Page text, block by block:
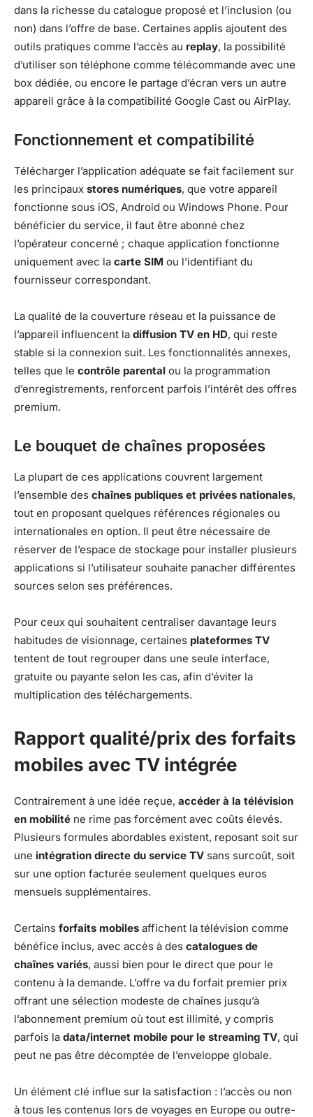
dans la richesse du catalogue proposé et l’inclusion (ou
non) dans l’offre de base. Certaines applis ajoutent des
outils pratiques comme l’accès au replay, la possibilité
d’utiliser son téléphone comme télécommande avec une
box dédiée, ou encore le partage d’écran vers un autre
appareil grâce à la compatibilité Google Cast ou AirPlay.
Fonctionnement et compatibilité
Télécharger l’application adéquate se fait facilement sur
les principaux stores numériques, que votre appareil
fonctionne sous iOS, Android ou Windows Phone. Pour
bénéficier du service, il faut être abonné chez
l’opérateur concerné ; chaque application fonctionne
uniquement avec la carte SIM ou l’identifiant du
fournisseur correspondant.
La qualité de la couverture réseau et la puissance de
l’appareil influencent la diffusion TV en HD, qui reste
stable si la connexion suit. Les fonctionnalités annexes,
telles que le contrôle parental ou la programmation
d’enregistrements, renforcent parfois l’intérêt des offres
premium.
Le bouquet de chaînes proposées
La plupart de ces applications couvrent largement
l’ensemble des chaînes publiques et privées nationales,
tout en proposant quelques références régionales ou
internationales en option. Il peut être nécessaire de
réserver de l’espace de stockage pour installer plusieurs
applications si l’utilisateur souhaite panacher différentes
sources selon ses préférences.
Pour ceux qui souhaitent centraliser davantage leurs
habitudes de visionnage, certaines plateformes TV
tentent de tout regrouper dans une seule interface,
gratuite ou payante selon les cas, afin d’éviter la
multiplication des téléchargements.
Rapport qualité/prix des forfaits
mobiles avec TV intégrée
Contrairement à une idée reçue, accéder à la télévision
en mobilité ne rime pas forcément avec coûts élevés.
Plusieurs formules abordables existent, reposant soit sur
une intégration directe du service TV sans surcoût, soit
sur une option facturée seulement quelques euros
mensuels supplémentaires.
Certains forfaits mobiles affichent la télévision comme
bénéfice inclus, avec accès à des catalogues de
chaînes variés, aussi bien pour le direct que pour le
contenu à la demande. L’offre va du forfait premier prix
offrant une sélection modeste de chaînes jusqu’à
l’abonnement premium où tout est illimité, y compris
parfois la data/internet mobile pour le streaming TV, qui
peut ne pas être décomptée de l’enveloppe globale.
Un élément clé influe sur la satisfaction : l’accès ou non
à tous les contenus lors de voyages en Europe ou outre-